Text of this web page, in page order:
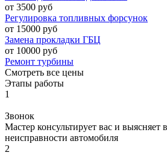
от 3500 руб
Регулировка топливных форсунок
от 15000 руб
Замена прокладки ГБЦ
от 10000 руб
Ремонт турбины
Смотреть все цены
Этапы работы
1
Звонок
Мастер консультирует вас и
неисправности автомобиля
2